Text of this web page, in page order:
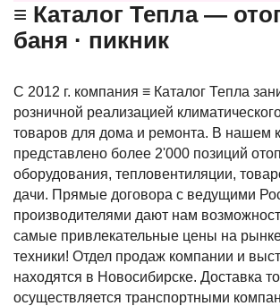
≡ Каталог Тепла —
баня · пикник
С 2012 г. компания ≡ Каталог Тепла
розничной реализацией
товаров для дома и ремонта. В нашем
представлено более 2'000 позиций
оборудования, тепловентиляции,
дачи. Прямые договора с ведущими
производителями дают нам
самые привлекательные цены на
техники! Отдел продаж компании и
находятся в Новосибирске. Доставка
осуществляется транспортными